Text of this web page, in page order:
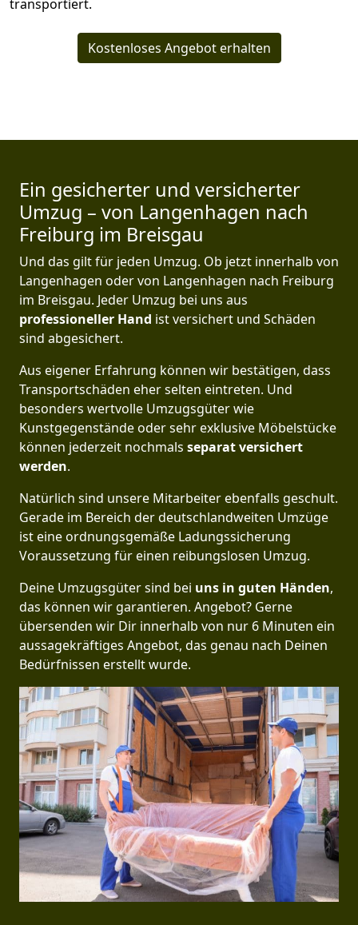
transportiert.
Kostenloses Angebot erhalten
Ein gesicherter und versicherter
Umzug – von Langenhagen nach
Freiburg im Breisgau
Und das gilt für jeden Umzug. Ob jetzt innerhalb von
Langenhagen oder von Langenhagen nach Freiburg
im Breisgau. Jeder Umzug bei uns aus
professioneller Hand ist versichert und Schäden
sind abgesichert.
Aus eigener Erfahrung können wir bestätigen, dass
Transportschäden eher selten eintreten. Und
besonders wertvolle Umzugsgüter wie
Kunstgegenstände oder sehr exklusive Möbelstücke
können jederzeit nochmals separat versichert
werden.
Natürlich sind unsere Mitarbeiter ebenfalls geschult.
Gerade im Bereich der deutschlandweiten Umzüge
ist eine ordnungsgemäße Ladungssicherung
Voraussetzung für einen reibungslosen Umzug.
Deine Umzugsgüter sind bei uns in guten Händen,
das können wir garantieren. Angebot? Gerne
übersenden wir Dir innerhalb von nur 6 Minuten ein
aussagekräftiges Angebot, das genau nach Deinen
Bedürfnissen erstellt wurde.